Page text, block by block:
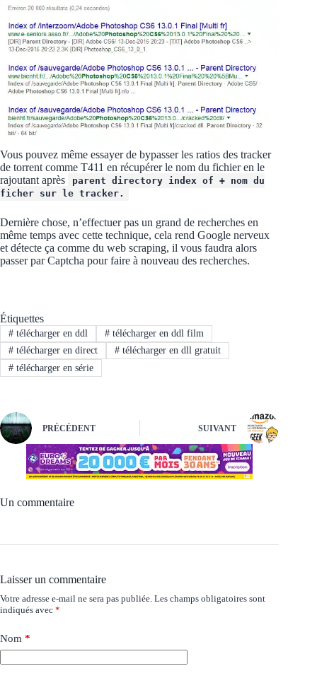
Vous pouvez même essayer de bypasser les ratios des tracker
de torrent comme T411 en récupérer le nom du fichier en le
rajoutant après
parent directory index of + nom du
ficher sur le tracker.
Dernière chose, n’effectuer pas un grand de recherches en
même temps avec cette technique, cela rend Google nerveux
et détecte ça comme du web scraping, il vous faudra alors
passer par Captcha pour faire à nouveau des recherches.
Étiquettes
#télécharger en ddl #télécharger en ddl film
#télécharger en direct #télécharger en dll gratuit
#télécharger en série
PRÉCÉDENT SUIVANT
Un commentaire
Laisser un commentaire
Votre adresse e-mail ne sera pas publiée. Les champs obligatoires sont
indiqués avec *
Nom *